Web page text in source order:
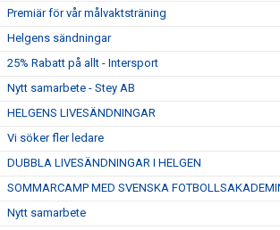
Premiär för vår målvaktsträning
Helgens sändningar
25% Rabatt på allt - Intersport
Nytt samarbete - Stey AB
HELGENS LIVESÄNDNINGAR
Vi söker fler ledare
DUBBLA LIVESÄNDNINGAR I HELGEN
SOMMARCAMP MED SVENSKA
Nytt samarbete